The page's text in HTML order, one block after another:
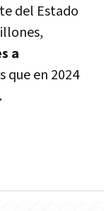
del Estado
a
que en 2024